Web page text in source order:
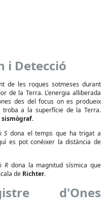
i Detecció
de les roques sotmeses durant
de la Terra. L'energia alliberada
des del focus on es produeix
troba a la superfície de la Terra.
sismògraf.
iS dona el temps que ha trigat a
es pot conèixer la distància de
iR dona la magnitud sísmica que
de Richter.
d'Ones